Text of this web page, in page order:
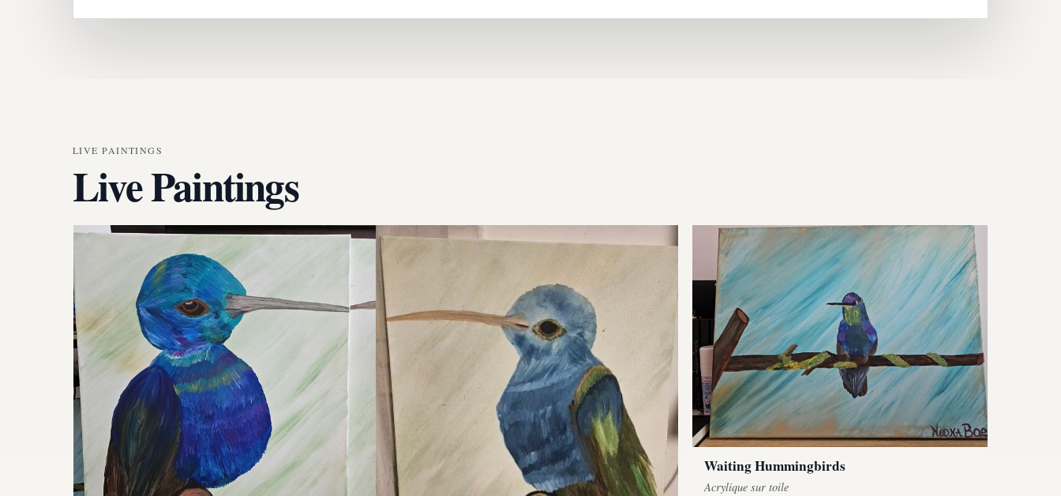
LIVE PAINTINGS
Live Paintings
Waiting Hummingbirds
Acrylique sur toile